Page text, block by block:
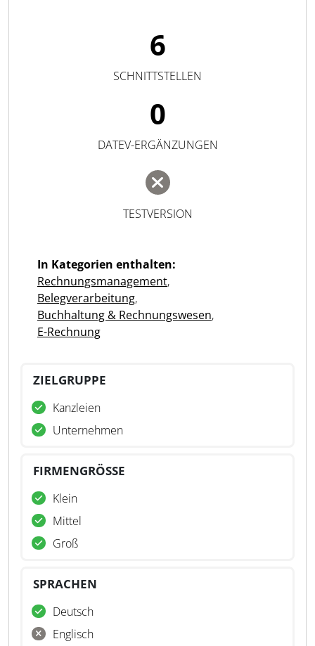
6
SCHNITTSTELLEN
0
DATEV-ERGÄNZUNGEN
TESTVERSION
In Kategorien enthalten:
Rechnungsmanagement,
Belegverarbeitung,
Buchhaltung & Rechnungswesen,
E-Rechnung
ZIELGRUPPE
Kanzleien
Unternehmen
FIRMENGRÖSSE
Klein
Mittel
Groß
SPRACHEN
Deutsch
Englisch